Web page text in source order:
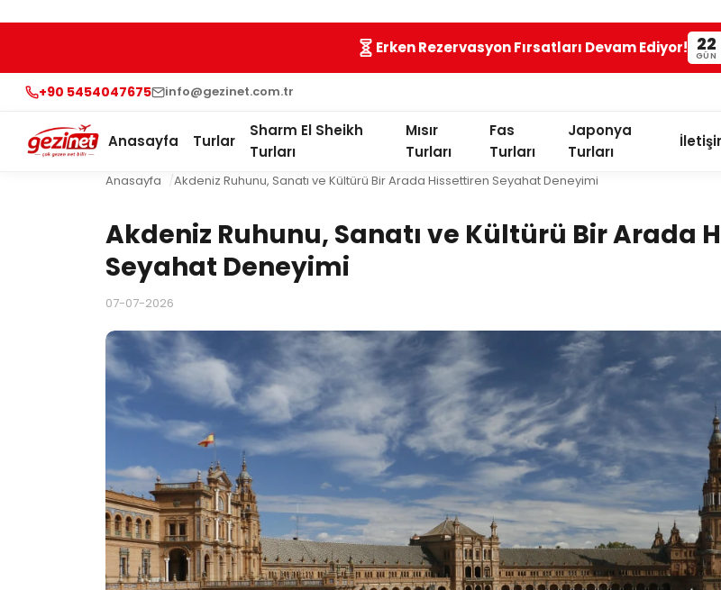
Erken Rezervasyon Fırsatları Devam Ediyor! 22
GÜN
+90 5454047675 info@gezinet.com.tr
Anasayfa Turlar
Sharm El Sheikh
Turları
Mısır
Turları
Fas
Turları
Japonya
Turları
Anasayfa Akdeniz Ruhunu, Sanatı ve Kültürü Bir Arada Hissettiren Seyahat Deneyimi
Akdeniz Ruhunu, Sanatı ve Kültürü Bir Arada
Seyahat Deneyimi
07-07-2026